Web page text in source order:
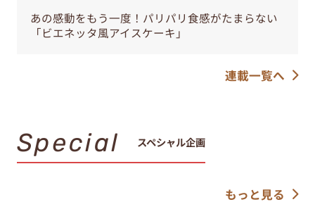
あの感動をもう一度！パリパリ食感がたまらない
「ビエネッタ風アイスケーキ」
連載一覧へ
Special スペシャル企画
もっと見る